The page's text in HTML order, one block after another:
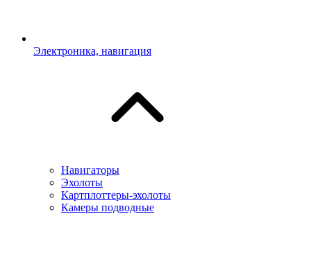
Электроника, навигация
Навигаторы
Эхолоты
Картплоттеры-эхолоты
Камеры подводные